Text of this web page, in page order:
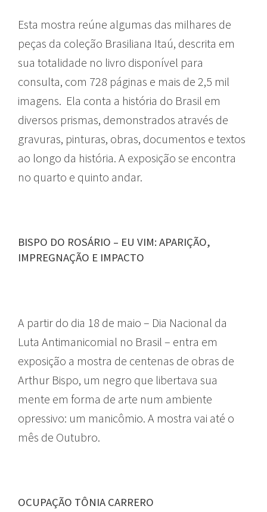
Esta mostra reúne algumas das milhares de
peças da coleção Brasiliana Itaú, descrita em
sua totalidade no livro disponível para
consulta, com 728 páginas e mais de 2,5 mil
imagens. Ela conta a história do Brasil em
diversos prismas, demonstrados através de
gravuras, pinturas, obras, documentos e textos
ao longo da história. A exposição se encontra
no quarto e quinto andar.
BISPO DO ROSÁRIO – EU VIM: APARIÇÃO,
IMPREGNAÇÃO E IMPACTO
A partir do dia 18 de maio – Dia Nacional da
Luta Antimanicomial no Brasil – entra em
exposição a mostra de centenas de obras de
Arthur Bispo, um negro que libertava sua
mente em forma de arte num ambiente
opressivo: um manicômio. A mostra vai até o
mês de Outubro.
OCUPAÇÃO TÔNIA CARRERO